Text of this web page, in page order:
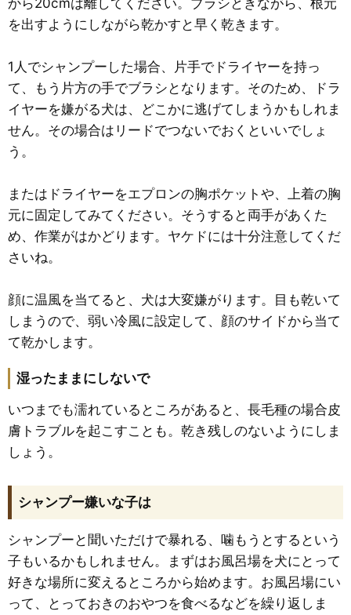
から20cmは離してください。ブラシときながら、根元
を出すようにしながら乾かすと早く乾きます。
1人でシャンプーした場合、片手でドライヤーを持っ
て、もう片方の手でブラシとなります。そのため、ドラ
イヤーを嫌がる犬は、どこかに逃げてしまうかもしれま
せん。その場合はリードでつないでおくといいでしょ
う。
またはドライヤーをエプロンの胸ポケットや、上着の胸
元に固定してみてください。そうすると両手があくた
め、作業がはかどります。ヤケドには十分注意してくだ
さいね。
顔に温風を当てると、犬は大変嫌がります。目も乾いて
しまうので、弱い冷風に設定して、顔のサイドから当て
て乾かします。
湿ったままにしないで
いつまでも濡れているところがあると、長毛種の場合皮
膚トラブルを起こすことも。乾き残しのないようにしま
しょう。
シャンプー嫌いな子は
シャンプーと聞いただけで暴れる、噛もうとするという
子もいるかもしれません。まずはお風呂場を犬にとって
好きな場所に変えるところから始めます。お風呂場にい
って、とっておきのおやつを食べるなどを繰り返しま